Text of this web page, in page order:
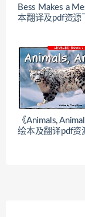
Bess Makes a
本翻译及pdf资源
《Animals,
绘本及翻译pdf资